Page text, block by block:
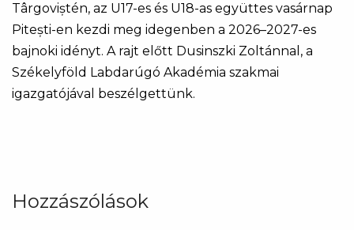
Târgoviștén, az U17-es és U18-as együttes vasárnap
Pitești-en kezdi meg idegenben a 2026–2027-es
bajnoki idényt. A rajt előtt Dusinszki Zoltánnal, a
Székelyföld Labdarúgó Akadémia szakmai
igazgatójával beszélgettünk.
Hozzászólások